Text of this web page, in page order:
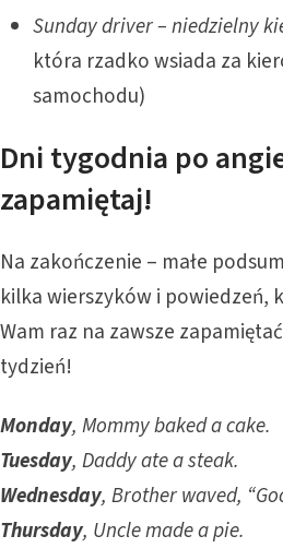
Sunday driver – niedzielny
która rzadko wsiada za
samochodu)
Dni tygodnia po
zapamiętaj!
Na zakończenie – małe
kilka wierszyków i powiedzeń,
Wam raz na zawsze
tydzień!
Monday, Mommy baked a cake.
Tuesday, Daddy ate a steak.
Wednesday, Brother waved,
Thursday, Uncle made a pie.